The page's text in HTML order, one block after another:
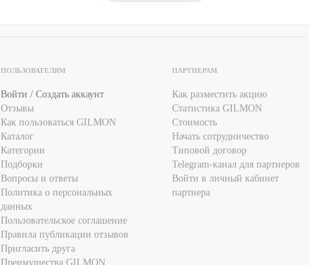
ПОЛЬЗОВАТЕЛЯМ
Войти / Создать аккаунт
Отзывы
Как пользоваться GILMON
Каталог
Категории
Подборки
Вопросы и ответы
Политика о персональных
данных
Пользовательское соглашение
Правила публикации отзывов
Пригласить друга
Преимущества GILMON
ПАРТНЕРАМ
Как разместить акцию
Статистика GILMON
Стоимость
Начать сотрудничество
Типовой договор
Telegram-канал для партнеров
Войти в личный кабинет
партнера